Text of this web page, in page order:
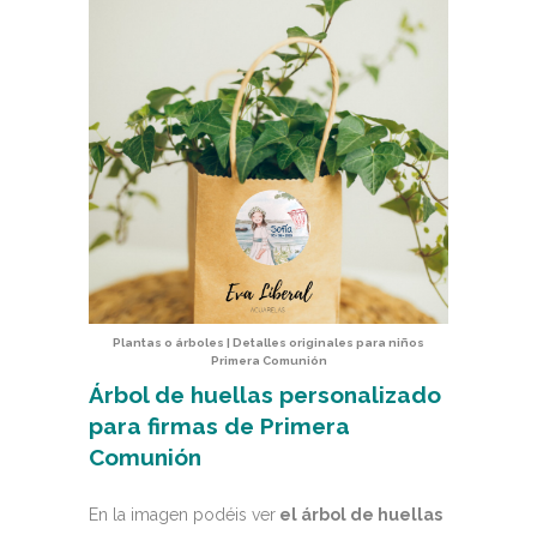
Plantas o árboles | Detalles originales para niños
Primera Comunión
Árbol de huellas personalizado
para firmas de Primera
Comunión
En la imagen podéis ver el árbol de huellas